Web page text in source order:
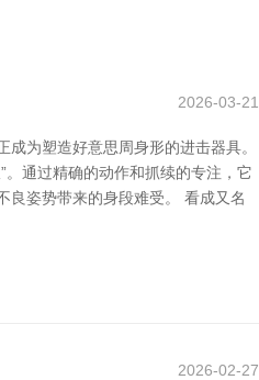
2026-03-21
为塑造好意思周身形的进击器具。
通过精确的动作和抓续的专注，它
良姿势带来的身段难受。 看成又名
2026-02-27